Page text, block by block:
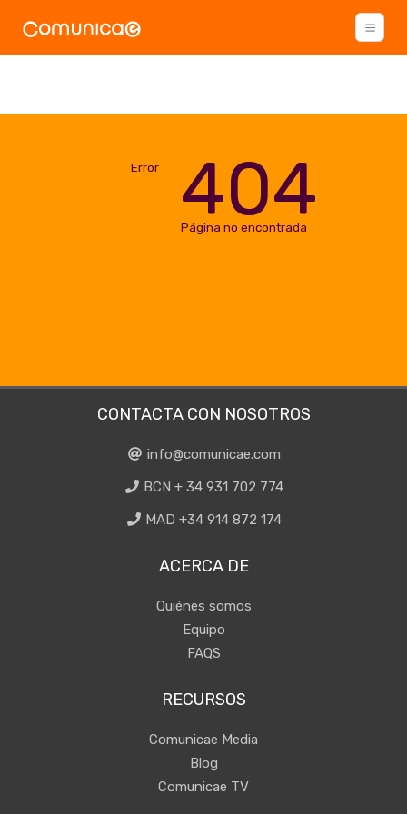
Error 404
Página no encontrada
CONTACTA CON NOSOTROS
info@comunicae.com
BCN + 34 931 702 774
MAD +34 914 872 174
ACERCA DE
Quiénes somos
Equipo
FAQS
RECURSOS
Comunicae Media
Blog
Comunicae TV